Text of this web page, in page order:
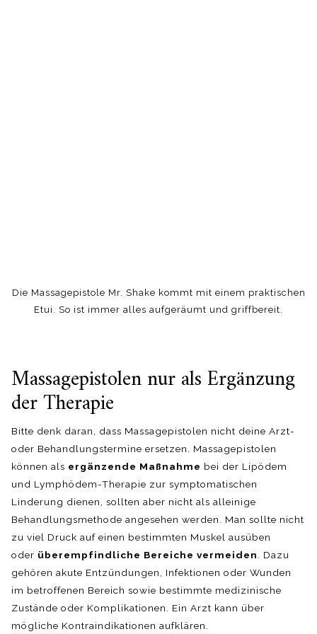
Die Massagepistole Mr. Shake kommt mit einem praktischen
Etui. So ist immer alles aufgeräumt und griffbereit.
Massagepistolen nur als Ergänzung
der Therapie
Bitte denk daran, dass Massagepistolen nicht deine Arzt-
oder Behandlungstermine ersetzen. Massagepistolen
können als ergänzende Maßnahme bei der Lipödem
und Lymphödem-Therapie zur symptomatischen
Linderung dienen, sollten aber nicht als alleinige
Behandlungsmethode angesehen werden. Man sollte nicht
zu viel Druck auf einen bestimmten Muskel ausüben
oder überempfindliche Bereiche vermeiden
. Dazu
gehören akute Entzündungen, Infektionen oder Wunden
im betroffenen Bereich sowie bestimmte medizinische
Zustände oder Komplikationen. Ein Arzt kann über
mögliche Kontraindikationen aufklären.